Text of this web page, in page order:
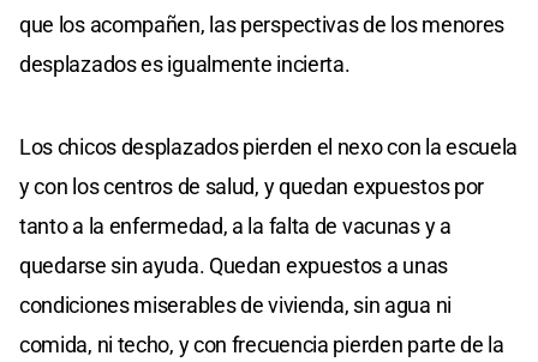
que los acompañen, las perspectivas de los menores
desplazados es igualmente incierta.
Los chicos desplazados pierden el nexo con la escuela
y con los centros de salud, y quedan expuestos por
tanto a la enfermedad, a la falta de vacunas y a
quedarse sin ayuda. Quedan expuestos a unas
condiciones miserables de vivienda, sin agua ni
comida, ni techo, y con frecuencia pierden parte de la